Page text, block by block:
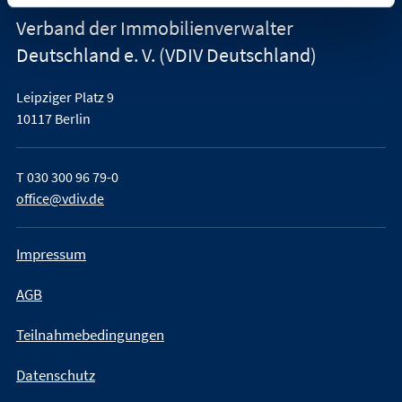
Verband der Immobilienverwalter
Deutschland e. V. (VDIV Deutschland)
Leipziger Platz 9
10117 Berlin
T030 300 96 79-0
office@vdiv.de
Impressum
AGB
Teilnahmebedingungen
Datenschutz